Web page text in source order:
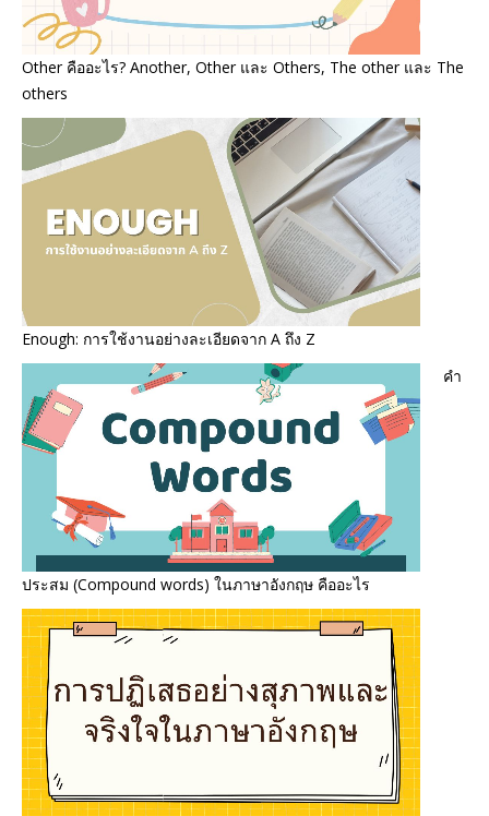
Other คืออะไร? Another, Other และ Others, The other และ The
others
Enough: การใช้งานอย่างละเอียดจาก A ถึง Z
คำ
ประสม (Compound words) ในภาษาอังกฤษ คืออะไร